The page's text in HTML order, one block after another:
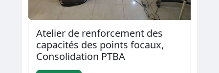
Atelier de renforcement des
capacités des points focaux,
Consolidation PTBA